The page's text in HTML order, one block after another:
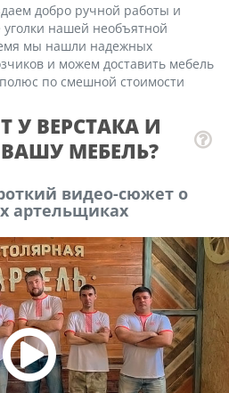
добро ручной работы и
уголки нашей необъятной
мы нашли надежных
и можем доставить мебель
по смешной стоимости
У ВЕРСТАКА И
МЕБЕЛЬ?
видео-сюжет о
артельщиках